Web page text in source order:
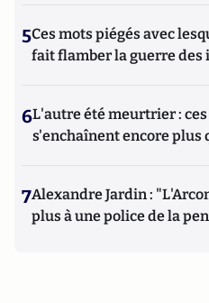
5Ces mots piégés avec
fait flamber la guerre des
6L'autre été meurtrier :
s'enchaînent encore plus
7Alexandre Jardin :
plus à une police de la